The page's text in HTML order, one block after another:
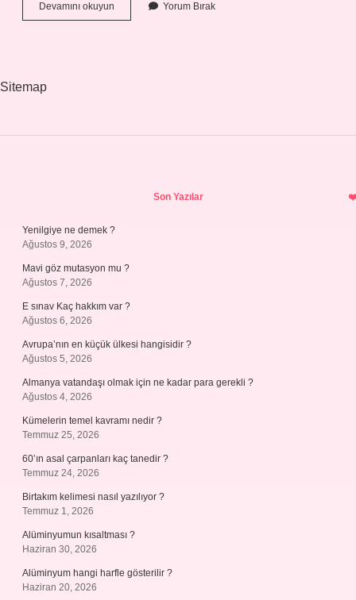
Devamını okuyun
Cilde
Yorum Bırak
Sitemap
Son Yazılar
Yenilgiye ne demek ?
Ağustos 9, 2026
Mavi göz mutasyon mu ?
Ağustos 7, 2026
E sınav Kaç hakkım var ?
Ağustos 6, 2026
Avrupa’nın en küçük ülkesi hangisidir ?
Ağustos 5, 2026
Almanya vatandaşı olmak için ne kadar para gerekli ?
Ağustos 4, 2026
Kümelerin temel kavramı nedir ?
Temmuz 25, 2026
60’ın asal çarpanları kaç tanedir ?
Temmuz 24, 2026
Birtakım kelimesi nasıl yazılıyor ?
Temmuz 1, 2026
Alüminyumun kısaltması ?
Haziran 30, 2026
Alüminyum hangi harfle gösterilir ?
Haziran 20, 2026